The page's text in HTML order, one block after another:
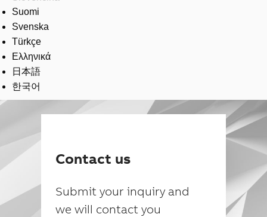
Suomi
Svenska
Türkçe
Ελληνικά
日本語
한국어
Contact us
Submit your inquiry and
we will contact you